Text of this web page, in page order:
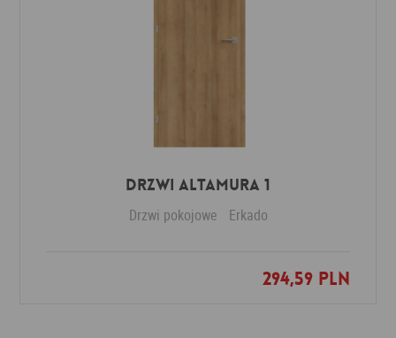
Drzwi Altamura 1
Drzwi pokojowe Erkado
294,59 PLN
Dodaj do ulubionych